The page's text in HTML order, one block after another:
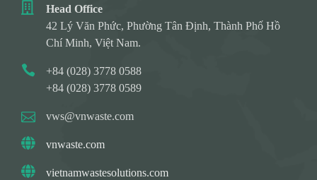
Head Office
42 Lý Văn Phức, Phường Tân Định, Thành Phố Hồ
Chí Minh, Việt Nam.
+84 (028) 3778 0588
+84 (028) 3778 0589
vws@vnwaste.com
vnwaste.com
vietnamwastesolutions.com